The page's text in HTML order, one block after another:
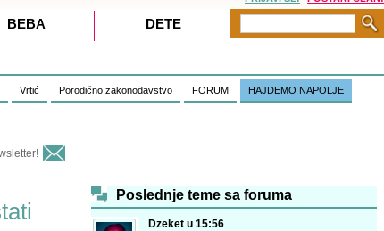
Vrtić Porodično zakonodavstvo FORUM HAJDEMO NAPOLJE
Poslednje teme sa foruma
Dzeket u 15:56
BEBA DETE